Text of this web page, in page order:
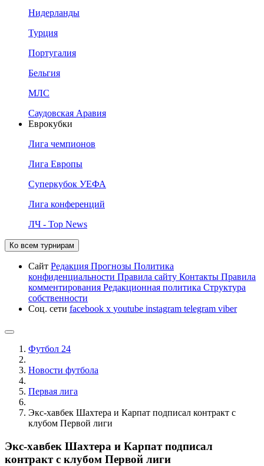
Нидерланды
Турция
Португалия
Бельгия
МЛС
Саудовская Аравия
Еврокубки
Лига чемпионов
Лига Европы
Суперкубок УЕФА
Лига конференций
ЛЧ - Top News
Ко всем турнирам
Сайт Редакция Прогнозы Политика
конфиденциальности Правила сайту Контакты Правила
комментирования Редакционная политика Структура
собственности
Соц. сети facebook x youtube instagram telegram viber
Футбол 24
Новости футбола
Первая лига
Экс-хавбек Шахтера и Карпат подписал контракт с
клубом Первой лиги
Экс-хавбек Шахтера и Карпат подписал
контракт с клубом Первой лиги